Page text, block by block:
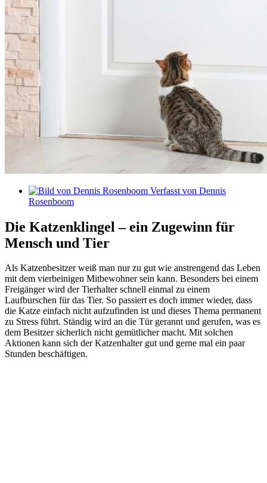
Verfasst von Dennis
Rosenboom
Die Katzenklingel – ein Zugewinn für
Mensch und Tier
Als Katzenbesitzer weiß man nur zu gut wie anstrengend das Leben
mit dem vierbeinigen Mitbewohner sein kann. Besonders bei einem
Freigänger wird der Tierhalter schnell einmal zu einem
Laufburschen für das Tier. So passiert es doch immer wieder, dass
die Katze einfach nicht aufzufinden ist und dieses Thema permanent
zu Stress führt. Ständig wird an die Tür gerannt und gerufen, was es
dem Besitzer sicherlich nicht gemütlicher macht. Mit solchen
Aktionen kann sich der Katzenhalter gut und gerne mal ein paar
Stunden beschäftigen.